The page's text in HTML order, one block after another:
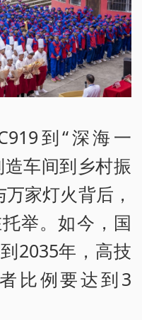
到“深海一
车间到乡村振
家灯火背后，
举。如今，国
2035年，高技
比例要达到3